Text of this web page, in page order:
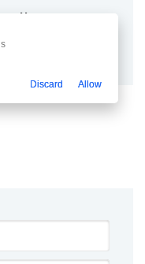
- Чорне плаття
16.04.24
Discard Allow